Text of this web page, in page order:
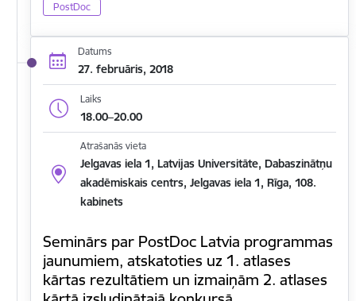
PostDoc
Datums
27. februāris, 2018
Laiks
18.00–20.00
Atrašanās vieta
Jelgavas iela 1, Latvijas Universitāte, Dabaszinātņu
akadēmiskais centrs, Jelgavas iela 1, Rīga, 108.
kabinets
Seminārs par PostDoc Latvia programmas
jaunumiem, atskatoties uz 1. atlases
kārtas rezultātiem un izmaiņām 2. atlases